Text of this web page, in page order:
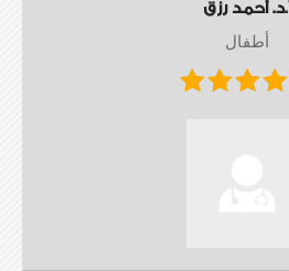
أ.د. أحمد رزق
أطفال